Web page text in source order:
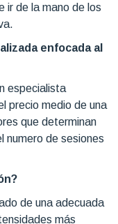
ir de la mano de los
enfocada al
especialista
precio medio de una
que determinan
numero de sesiones
de una adecuada
más